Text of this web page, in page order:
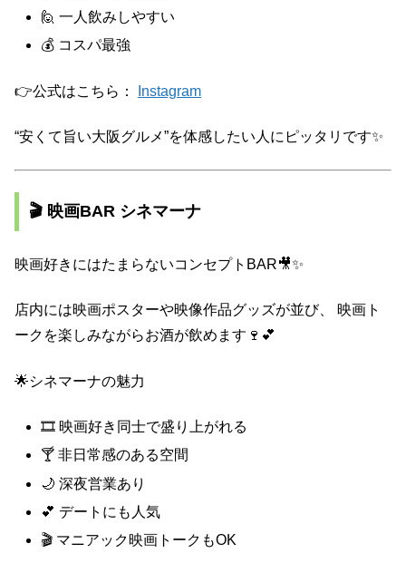
🙋 一人飲みしやすい
💰 コスパ最強
👉公式はこちら： Instagram
“安くて旨い大阪グルメ”を体感したい人にピッタリです✨
🎬 映画BAR シネマーナ
映画好きにはたまらないコンセプトBAR🎥✨
店内には映画ポスターや映像作品グッズが並び、 映画ト
ークを楽しみながらお酒が飲めます🍷💕
🌟シネマーナの魅力
🎞️ 映画好き同士で盛り上がれる
🍸 非日常感のある空間
🌙 深夜営業あり
💕 デートにも人気
🎬 マニアック映画トークもOK